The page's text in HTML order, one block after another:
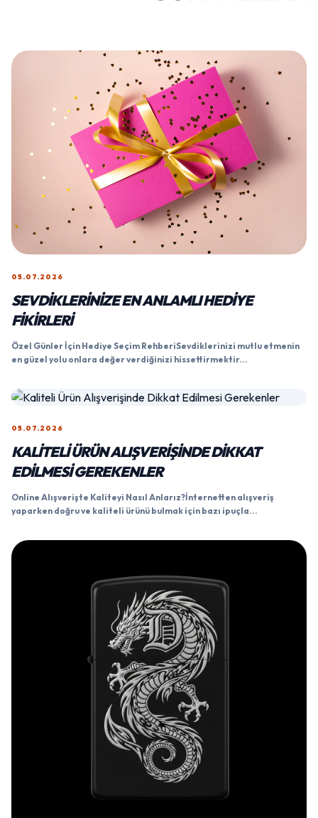
05.07.2026
SEVDIKLERINIZE EN ANLAMLI HEDIYE
FIKIRLERI
Özel Günler İçin Hediye Seçim RehberiSevdiklerinizi mutlu etmenin
en güzel yolu onlara değer verdiğinizi hissettirmektir...
05.07.2026
KALITELI ÜRÜN ALIŞVERIŞINDE DIKKAT
EDILMESI GEREKENLER
Online Alışverişte Kaliteyi Nasıl Anlarız?İnternetten alışveriş
yaparken doğru ve kaliteli ürünü bulmak için bazı ipuçla...